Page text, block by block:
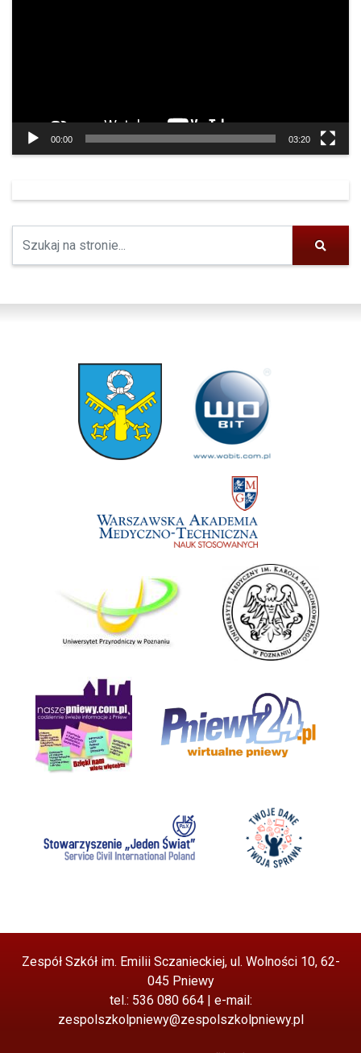
00:00 03:20
Zespół Szkół im. Emilii Sczanieckiej, ul. Wolności 10, 62-
045 Pniewy
tel.: 536 080 664 | e-mail:
zespolszkolpniewy@zespolszkolpniewy.pl